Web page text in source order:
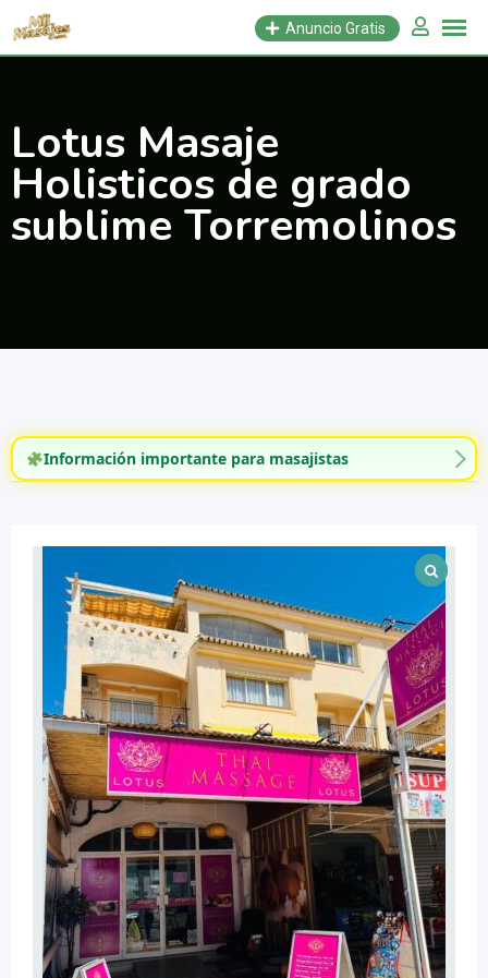
Saltar
Anuncio Gratis
Lotus Masaje
Holisticos de grado
sublime Torremolinos
Información importante para masajistas